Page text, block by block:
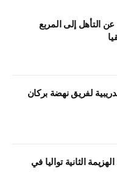
التأهل إلى المربع
لفريق نهضة بركان
الثانية تواليا في